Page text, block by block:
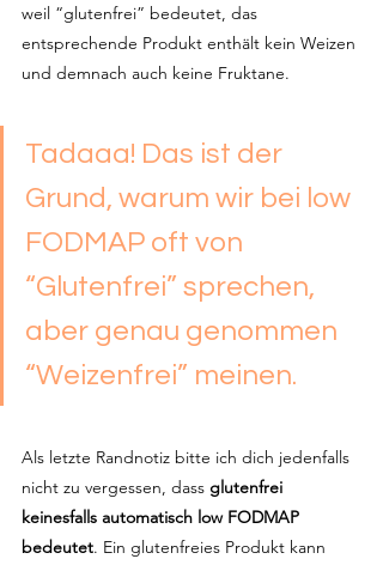
weil “glutenfrei” bedeutet, das
entsprechende Produkt enthält kein Weizen
und demnach auch keine Fruktane.
Tadaaa! Das ist der
Grund, warum wir bei low
FODMAP oft von
“Glutenfrei” sprechen,
aber genau genommen
“Weizenfrei” meinen.
Als letzte Randnotiz bitte ich dich jedenfalls
nicht zu vergessen, dass glutenfrei
keinesfalls automatisch low FODMAP
bedeutet. Ein glutenfreies Produkt kann